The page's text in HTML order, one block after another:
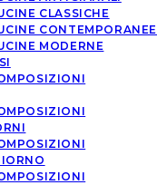
CLASSICHE
CONTEMPORANEE
MODERNE